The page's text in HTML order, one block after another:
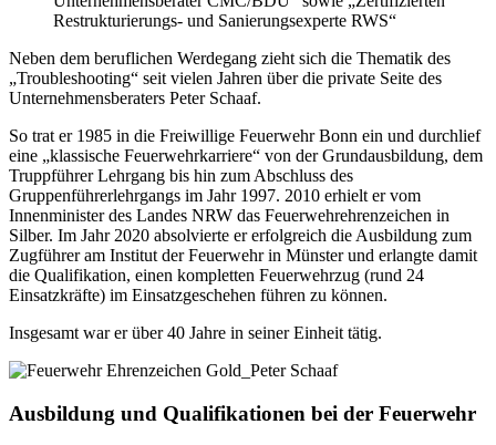
Restrukturierungs- und Sanierungsexperte RWS“
Neben dem beruflichen Werdegang zieht sich die Thematik des
„Troubleshooting“ seit vielen Jahren über die private Seite des
Unternehmensberaters Peter Schaaf.
So trat er 1985 in die Freiwillige Feuerwehr Bonn ein und durchlief
eine „klassische Feuerwehrkarriere“ von der Grundausbildung, dem
Truppführer Lehrgang bis hin zum Abschluss des
Gruppenführerlehrgangs im Jahr 1997. 2010 erhielt er vom
Innenminister des Landes NRW das Feuerwehrehrenzeichen in
Silber. Im Jahr 2020 absolvierte er erfolgreich die Ausbildung zum
Zugführer am Institut der Feuerwehr in Münster und erlangte damit
die Qualifikation, einen kompletten Feuerwehrzug (rund 24
Einsatzkräfte) im Einsatzgeschehen führen zu können.
Insgesamt war er über 40 Jahre in seiner Einheit tätig.
Ausbildung und Qualifikationen bei der Feuerwehr